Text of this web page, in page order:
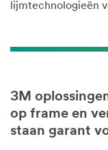
lijmtechnologieën
3M
op frame en
staan garant